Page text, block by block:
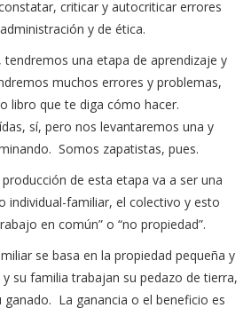
criticar y autocriticar errores
y de ética.
tendremos una etapa de aprendizaje y
muchos errores y problemas,
libro que te diga cómo hacer.
sí, pero nos levantaremos una y
Somos zapatistas, pues.
de esta etapa va a ser una
individual-familiar, el colectivo y esto
en común” o “no propiedad”.
se basa en la propiedad pequeña y
su familia trabajan su pedazo de tierra,
ganado. La ganancia o el beneficio es